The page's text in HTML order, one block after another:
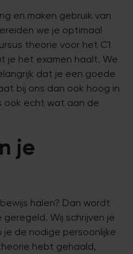
en maken gebruik van
we je optimaal
theorie voor het C1
je het examen haalt. We
dat je een goede
bij ons dan ook hoog in
ook echt wat aan de
je
halen? Dan wordt
Wij schrijven je
de nodige persoonlijke
hebt gehaald,